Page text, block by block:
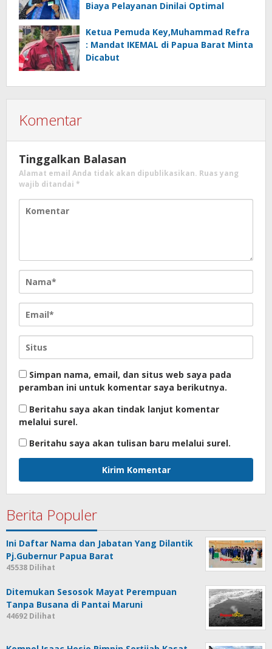
Biaya Pelayanan Dinilai Optimal
Ketua Pemuda Key,Muhammad Refra
: Mandat IKEMAL di Papua Barat Minta
Dicabut
Komentar
Tinggalkan Balasan
Alamat email Anda tidak akan dipublikasikan. Ruas yang
wajib ditandai *
Simpan nama, email, dan situs web saya pada
peramban ini untuk komentar saya berikutnya.
Beritahu saya akan tindak lanjut komentar
melalui surel.
Beritahu saya akan tulisan baru melalui surel.
Berita Populer
Ini Daftar Nama dan Jabatan Yang Dilantik
Pj.Gubernur Papua Barat
45538 Dilihat
Ditemukan Sesosok Mayat Perempuan
Tanpa Busana di Pantai Maruni
44692 Dilihat